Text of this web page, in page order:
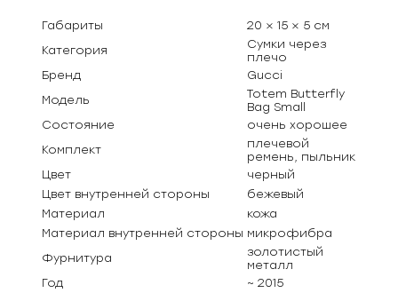
Габариты
20 × 15 × 5 см
Категория
Сумки через
плечо
Бренд
Gucci
Модель
Totem Butterfly
Bag Small
Состояние
очень хорошее
Комплект
плечевой
ремень, пыльник
Цвет
черный
Цвет внутренней стороны
бежевый
Материал
кожа
Материал внутренней стороны микрофибра
Фурнитура
золотистый
металл
Год
~ 2015